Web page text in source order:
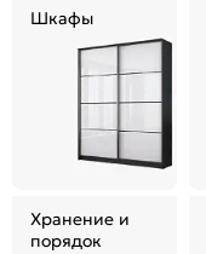
Шкафы
Хранение и
порядок